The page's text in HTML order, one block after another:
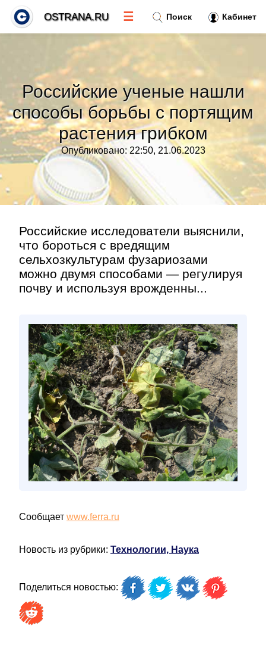
Российские ученые нашли
способы борьбы с портящим
растения грибком
Опубликовано: 22:50, 21.06.2023
Российские исследователи выяснили,
что бороться с вредящим
сельхозкультурам фузариозами
можно двумя способами — регулируя
почву и используя врожденны...
Сообщает www.ferra.ru
Новость из рубрики: Технологии, Наука
Поделиться новостью:
Поиск Кабинет
OSTRANA.RU ☰
Тренды новостей»
Рубрики»
Правила
Контакт»